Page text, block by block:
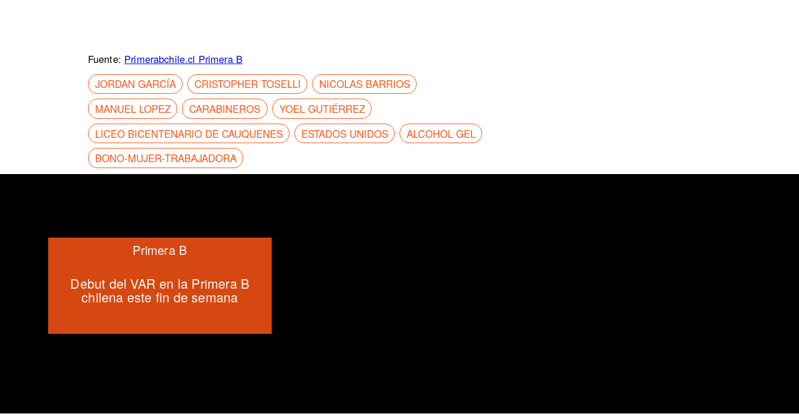
Fuente: Primerabchile.cl Primera B
JORDAN GARCÍA
CRISTOPHER TOSELLI
NICOLAS BARRIOS
MANUEL LOPEZ
CARABINEROS
YOEL GUTIÉRREZ
LICEO BICENTENARIO DE CAUQUENES
ESTADOS UNIDOS
ALCOHOL GEL
BONO-MUJER-TRABAJADORA
Debut del VAR en la Primera B
chilena este fin de semana
Primera B